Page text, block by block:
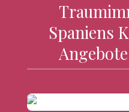
Spaniens
Costa
Costa